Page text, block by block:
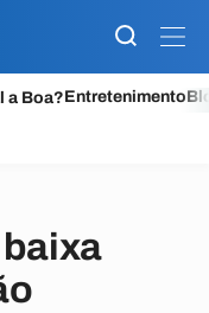
a Boa?Entretenimento